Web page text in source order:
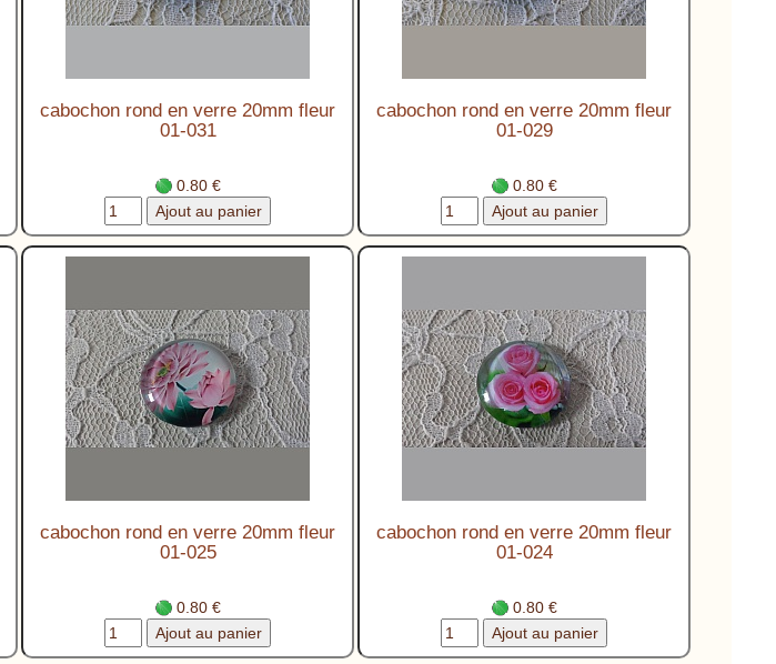
cabochon rond en verre 20mm fleur
01-031
0.80 €
cabochon rond en verre 20mm fleur
01-029
0.80 €
cabochon rond en verre 20mm fleur
01-025
0.80 €
cabochon rond en verre 20mm fleur
01-024
0.80 €